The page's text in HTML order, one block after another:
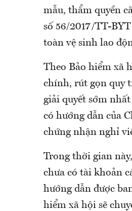
mẫu, thẩm quyền
số 56/2017/TT-
toàn vệ sinh lao
Theo Bảo hiểm xã
chính, rút gọn quy
giải quyết sớm
có hướng dẫn của
chứng nhận nghỉ
Trong thời gian
chưa có tài khoản
hướng dẫn được
hiểm xã hội sẽ